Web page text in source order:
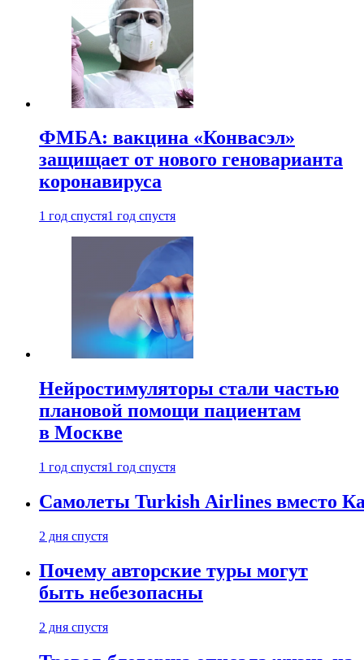
ФМБА: вакцина «Конвасэл»
защищает от нового геноварианта
коронавируса
1 год спустя1 год спустя
Нейростимуляторы стали частью
плановой помощи пациентам
в Москве
1 год спустя1 год спустя
Самолеты Turkish Airlines вместо
2 дня спустя
Почему авторские туры могут
быть небезопасны
2 дня спустя